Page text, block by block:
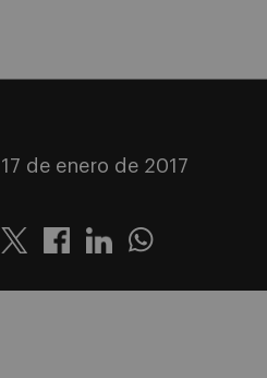
17 de enero de 2017
Twitter LinkedinWhatsapp